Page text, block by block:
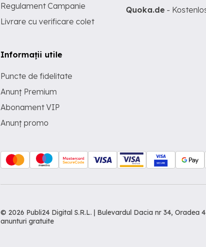
Regulament Campanie
Livrare cu verificare colet
Informații utile
Puncte de fidelitate
Anunț Premium
Abonament VIP
Anunț promo
Quoka.de -
© 2026 Publi24 Digital S.R.L. | Bulevardul Dacia nr 34, Oradea
anunturi gratuite